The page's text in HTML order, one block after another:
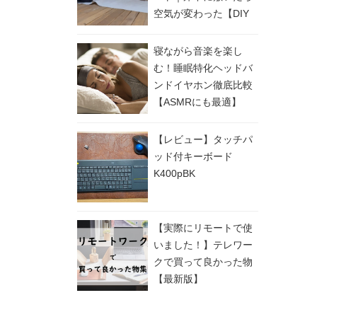
空気が変わった【DIY
寝ながら音楽を楽し
む！睡眠特化ヘッドバ
ンドイヤホン徹底比較
【ASMRにも最適】
【レビュー】タッチパ
ッド付キーボード
K400pBK
【実際にリモートで使
いました！】テレワー
クで買って良かった物
【最新版】